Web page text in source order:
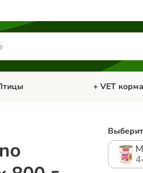
меню категории: Грызуны и
Откройте
+ VET корма